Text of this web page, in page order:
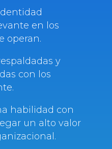
en los
operan.
y
con los
habilidad con
un alto valor